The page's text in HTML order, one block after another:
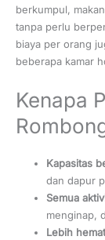
berkumpul,
tanpa perlu
biaya per orang
beberapa kamar
Kenapa
Kapasitas
dan dapur
Semua
menginap,
Lebih